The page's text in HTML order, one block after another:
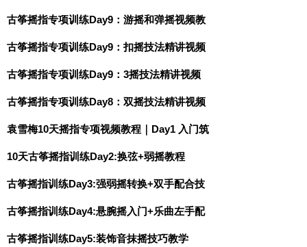
古筝摇指专项训练Day9：游摇和弹摇视频教
古筝摇指专项训练Day9：扣摇技法精讲视频
古筝摇指专项训练Day9：3摇技法精讲视频
古筝摇指专项训练Day8：双摇技法精讲视频
袁雪梅10天摇指专项视频教程｜Day1 入门筑
10天古筝摇指训练Day2:换弦+弱摇教程
古筝摇指训练Day3:强弱摇转换+双手配合技
古筝摇指训练Day4:悬腕摇入门+乐曲左手配
古筝摇指训练Day5:装饰音抹摇技巧教学